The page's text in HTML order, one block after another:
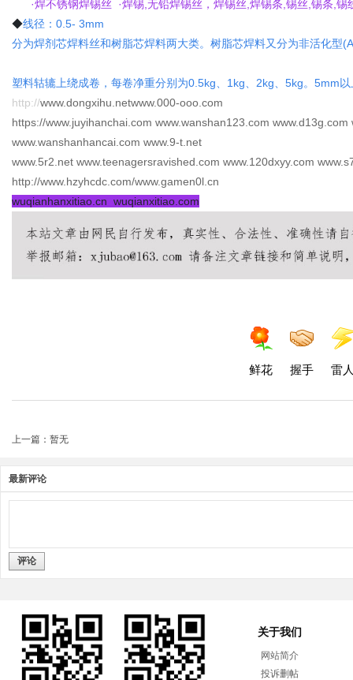
·焊不锈钢焊锡丝 ·焊锡,无铅焊锡丝，焊锡丝, 焊锡条 ,锡丝,锡条,锡
◆线径：0.5- 3mm
分为焊剂芯焊料丝和树脂芯焊料两大类。树脂芯焊料又分为非活化型
塑料轱辘上绕成卷，每卷净重分别为0.5kg、1kg、2kg、5kg。5mm
http://www.dongxihu.netwww.000-ooo.com
https://www.juyihanchai.com www.wanshan123.com
www.wanshanhancai.com www.9-t.net
www.5r2.net www.teenagersravished.com www.120dxyy.com
http://www.hzyhcdc.com/www.gamen0l.cn
wuqianhanxitiao.cn wuqianxitiao.com
鲜花 握手 雷
上一篇：暂无
最新评论
评论
关于我们
网站简介
投诉删帖